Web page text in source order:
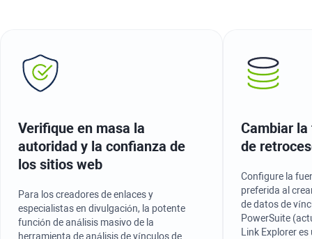
Verifique en masa la
autoridad y la confianza de
los sitios web
Para los creadores de enlaces y
especialistas en divulgación, la potente
función de análisis masivo de la
herramienta de análisis de vínculos de
Cambiar
de
Configure la
preferida al
de datos de
PowerSuite
Link Explorer